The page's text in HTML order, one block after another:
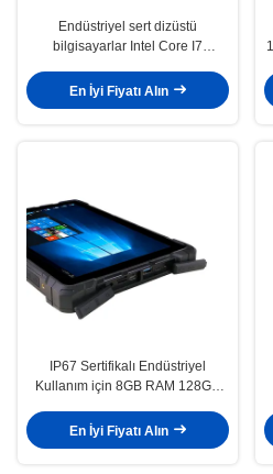
Endüstriyel sert dizüstü
bilgisayarlar Intel Core I7
DDR4 belleği ve M2 1TB SSD
depolama alanı
En İyi Fiyatı Alın
IP67 Sertifikalı Endüstriyel
Kullanım için 8GB RAM 128GB
PC
En İyi Fiyatı Alın